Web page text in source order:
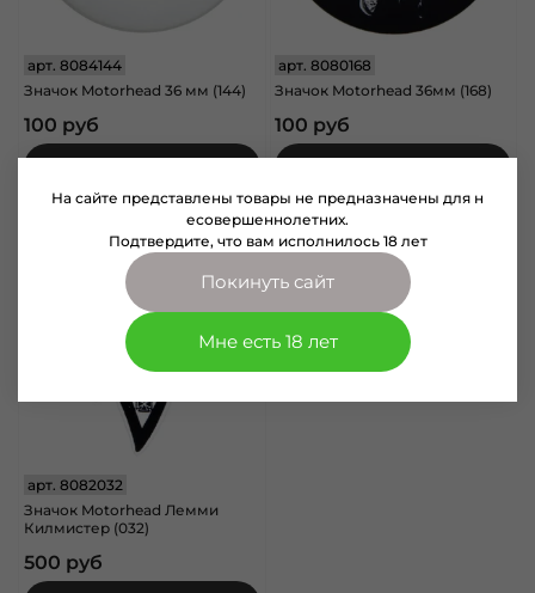
арт. 8084144
Значок Motorhead 36 мм (144)
100 руб
арт.8080168
Значок Motorhead 36мм (168)
100 руб
арт. 8082032
Значок Motorhead Лемми
Килмистер (032)
500 руб
На сайте представлены товары не предназначены для н
есовершеннолетних.
Подтвердите, что вам исполнилось 18 лет
Покинуть сайт
Мне есть 18 лет